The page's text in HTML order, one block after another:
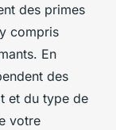
des primes
compris
En
des
et du type de
votre